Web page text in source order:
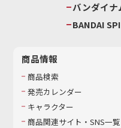
バンダイナ
BANDAI
商品情報
商品検索
発売カレンダー
キャラクター
商品関連サイト・SNS一覧